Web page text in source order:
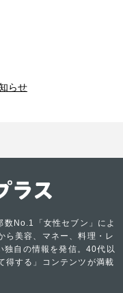
らせ
数No.1「女性セブン」によ
ら美容、マネー、料理・レ
独自の情報を発信。40代以
得する」コンテンツが満載